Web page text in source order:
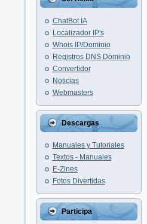
ChatBot IA
Localizador IP's
Whois IP/Dominio
Registros DNS Dominio
Convertidor
Noticias
Webmasters
Descargas
Manuales y Tutoriales
Textos - Manuales
E-Zines
Fotos Divertidas
Participa